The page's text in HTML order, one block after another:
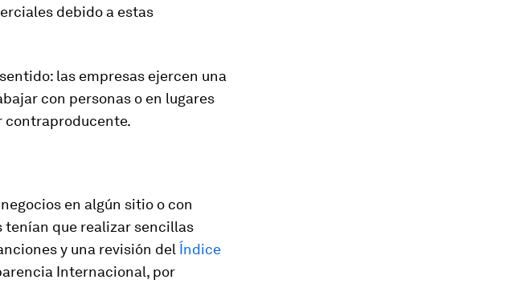
debido a estas
las empresas ejercen una
con personas o en lugares
contraproducente.
en algún sitio o con
tenían que realizar sencillas
y una revisión del Índice
Internacional, por